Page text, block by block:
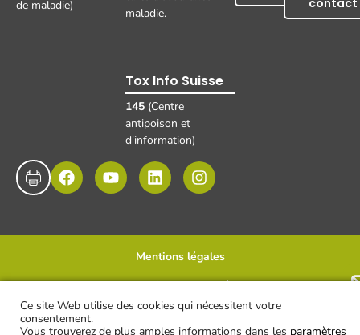
de maladie)
maladie.
Tox Info Suisse
145 (Centre
antipoison et
d'information)
contact
UKBB, 2025
Mentions légales
Protection des données
Disclaimer et clause de non-responsabilité